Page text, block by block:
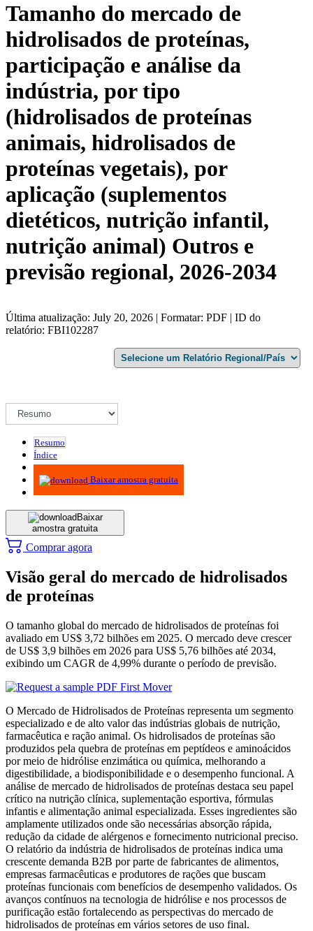
Tamanho do mercado de
hidrolisados ​​de proteínas,
participação e análise da
indústria, por tipo
(hidrolisados ​​de proteínas
animais, hidrolisados ​​de
proteínas vegetais), por
aplicação (suplementos
dietéticos, nutrição infantil,
nutrição animal) Outros e
previsão regional, 2026-2034
Última atualização: July 20, 2026 | Formatar: PDF | ID do
relatório: FBI102287
Resumo
Índice
Metodologia
Baixar amostra gratuita
Baixar
amostra gratuita
Comprar agora
Visão geral do mercado de hidrolisados ​​
de proteínas
O tamanho global do mercado de hidrolisados ​​de proteínas foi
avaliado em US$ 3,72 bilhões em 2025. O mercado deve crescer
de US$ 3,9 bilhões em 2026 para US$ 5,76 bilhões até 2034,
exibindo um CAGR de 4,99% durante o período de previsão.
O Mercado de Hidrolisados ​​de Proteínas representa um segmento
especializado e de alto valor das indústrias globais de nutrição,
farmacêutica e ração animal. Os hidrolisados ​​​​de proteínas são
produzidos pela quebra de proteínas em peptídeos e aminoácidos
por meio de hidrólise enzimática ou química, melhorando a
digestibilidade, a biodisponibilidade e o desempenho funcional. A
análise de mercado de hidrolisados ​​de proteínas destaca seu papel
crítico na nutrição clínica, suplementação esportiva, fórmulas
infantis e alimentação animal especializada. Esses ingredientes são
amplamente utilizados onde são necessárias absorção rápida,
redução da cidade de alérgenos e fornecimento nutricional preciso.
O relatório da indústria de hidrolisados ​​de proteínas indica uma
crescente demanda B2B por parte de fabricantes de alimentos,
empresas farmacêuticas e produtores de rações que buscam
proteínas funcionais com benefícios de desempenho validados. Os
avanços contínuos na tecnologia de hidrólise e nos processos de
purificação estão fortalecendo as perspectivas do mercado de
hidrolisados ​​de proteínas em vários setores de uso final.